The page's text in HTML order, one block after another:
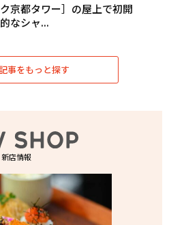
ク京都タワー］の屋上で初開
なシャ...
事をもっと探す
新店情報